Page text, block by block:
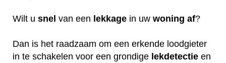
Wilt u snel van een lekkage in uw woning af?
Dan is het raadzaam om een erkende loodgieter
in te schakelen voor een grondige lekdetectie en